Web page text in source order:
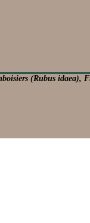
(Rubus idaea),